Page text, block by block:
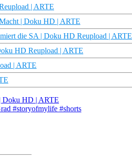
| ARTE
| Doku HD | ARTE
die SA | Doku HD Reupload | ARTE
HD Reupload | ARTE
| ARTE
Doku HD | ARTE
#storyofmylife #shorts